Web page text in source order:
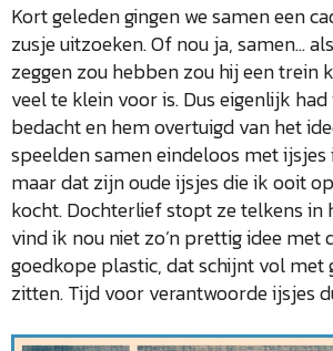
Kort geleden gingen we samen een
zusje uitzoeken. Of nou ja, samen…
zeggen zou hebben zou hij een trein
veel te klein voor is. Dus eigenlijk
bedacht en hem overtuigd van het
speelden samen eindeloos met ijsjes
maar dat zijn oude ijsjes die ik ooit
kocht. Dochterlief stopt ze telkens in
vind ik nou niet zo’n prettig idee met
goedkope plastic, dat schijnt vol met
zitten. Tijd voor verantwoorde ijsjes